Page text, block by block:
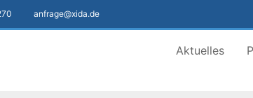
anfrage@xida.de
Aktuelles